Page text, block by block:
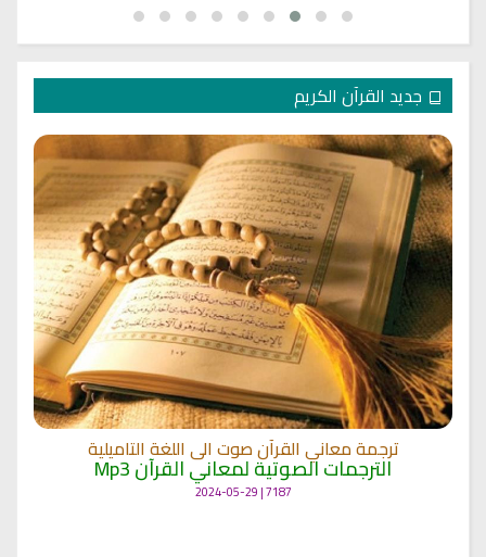
جديد القرآن الكريم
ترجمة معاني القرآن صوت الى اللغة التاميلية
الترجمات الصوتية لمعاني القرآن Mp3
7187 | 2024-05-29